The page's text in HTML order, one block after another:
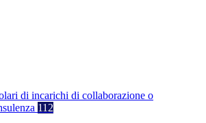
di incarichi di collaborazione o
112